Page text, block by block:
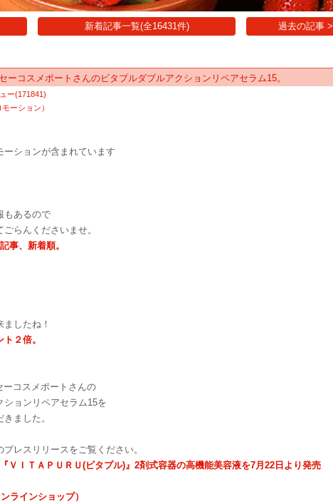
新着記事一覧(全16431件) 過去の記事 >
ーコスメポートさんのビタプルダブルアクションリペアセラム15。
ー(171841)
ーション）
ーションが含まれています
もあるので
らんくださいませ。
事、新着順。
したね！
２倍。
ーコスメポートさんの
ションリペアセラム15を
ました。
レスリリースをご覧ください。
ＩＴＡＰＵＲＵ(ビタプル)』2剤式容器の高機能美容液を7月22日より発売
ラインショップ）